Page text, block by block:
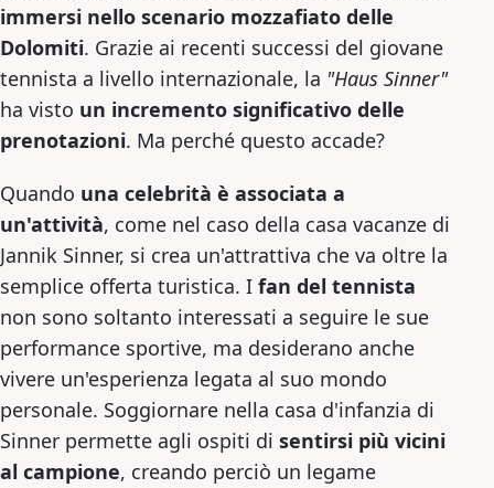
immersi nello scenario mozzafiato delle
Dolomiti. Grazie ai recenti successi del giovane
tennista a livello internazionale, la "Haus Sinner"
ha visto un incremento significativo delle
prenotazioni. Ma perché questo accade?
Quando una celebrità è associata a
un'attività, come nel caso della casa vacanze di
Jannik Sinner, si crea un'attrattiva che va oltre la
semplice offerta turistica. I fan del tennista
non sono soltanto interessati a seguire le sue
performance sportive, ma desiderano anche
vivere un'esperienza legata al suo mondo
personale. Soggiornare nella casa d'infanzia di
Sinner permette agli ospiti di sentirsi più vicini
al campione, creando perciò un legame